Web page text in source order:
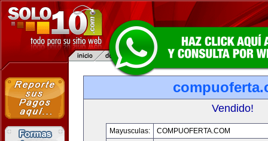
Vendido!
Mayusculas:
COMPUOFERTA.COM